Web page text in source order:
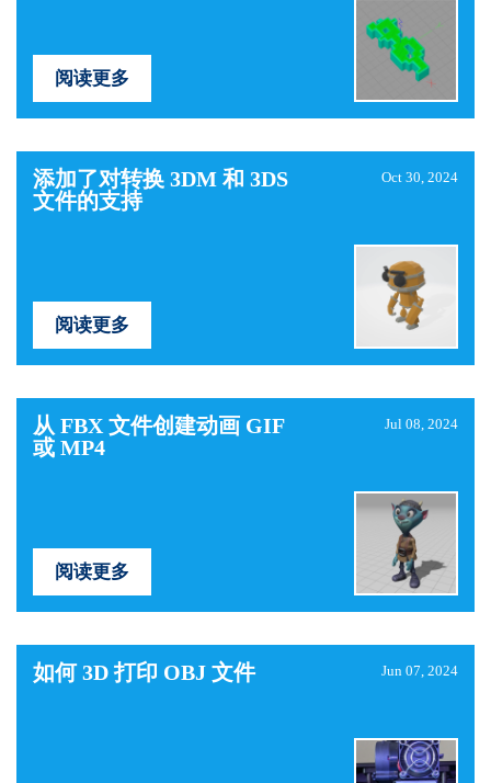
阅读更多
添加了对转换 3DM 和 3DS
文件的支持
Oct 30, 2024
阅读更多
从 FBX 文件创建动画 GIF
或 MP4
Jul 08, 2024
阅读更多
如何 3D 打印 OBJ 文件 Jun 07, 2024